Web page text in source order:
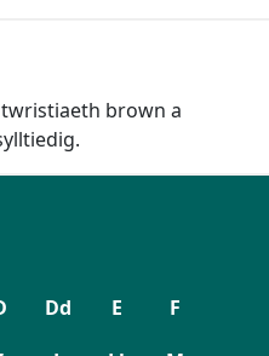
brown a
Dd E F